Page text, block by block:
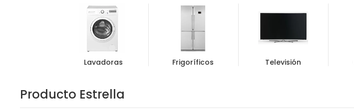
Lavadoras Frigoríficos Televisión
Producto Estrella